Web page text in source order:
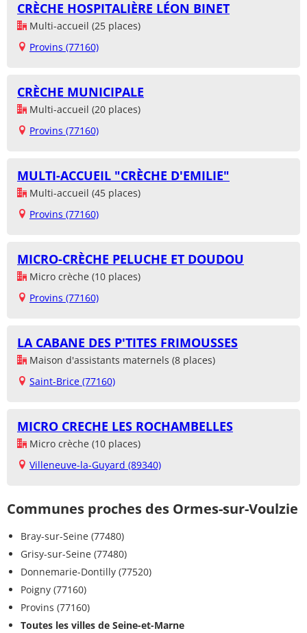
CRÈCHE HOSPITALIÈRE LÉON BINET
Multi-accueil (25 places)
Provins (77160)
CRÈCHE MUNICIPALE
Multi-accueil (20 places)
Provins (77160)
MULTI-ACCUEIL "CRÈCHE D'EMILIE"
Multi-accueil (45 places)
Provins (77160)
MICRO-CRÈCHE PELUCHE ET DOUDOU
Micro crèche (10 places)
Provins (77160)
LA CABANE DES P'TITES FRIMOUSSES
Maison d'assistants maternels (8 places)
Saint-Brice (77160)
MICRO CRECHE LES ROCHAMBELLES
Micro crèche (10 places)
Villeneuve-la-Guyard (89340)
Communes proches des Ormes-sur-Voulzie
Bray-sur-Seine (77480)
Grisy-sur-Seine (77480)
Donnemarie-Dontilly (77520)
Poigny (77160)
Provins (77160)
Toutes les villes de Seine-et-Marne